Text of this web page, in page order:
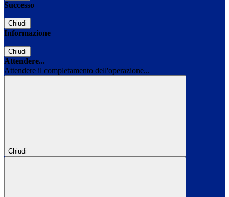
Successo
Chiudi
Informazione
Chiudi
Attendere...
Attendere il completamento dell'operazione...
Chiudi